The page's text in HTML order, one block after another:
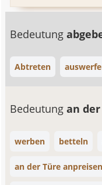
Bedeutung
Abtreten
Bedeutungan
werben betteln
an der Türe anpreisen